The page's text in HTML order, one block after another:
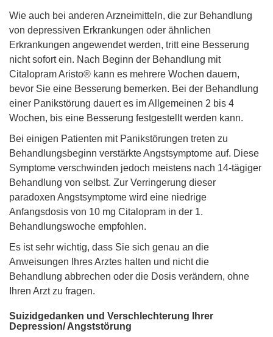
Wie auch bei anderen Arzneimitteln, die zur Behandlung
von depressiven Erkrankungen oder ähnlichen
Erkrankungen angewendet werden, tritt eine Besserung
nicht sofort ein. Nach Beginn der Behandlung mit
Citalopram Aristo® kann es mehrere Wochen dauern,
bevor Sie eine Besserung bemerken. Bei der Behandlung
einer Panikstörung dauert es im Allgemeinen 2 bis 4
Wochen, bis eine Besserung festgestellt werden kann.
Bei einigen Patienten mit Panikstörungen treten zu
Behandlungsbeginn verstärkte Angstsymptome auf. Diese
Symptome verschwinden jedoch meistens nach 14-tägiger
Behandlung von selbst. Zur Verringerung dieser
paradoxen Angstsymptome wird eine niedrige
Anfangsdosis von 10 mg Citalopram in der 1.
Behandlungswoche empfohlen.
Es ist sehr wichtig, dass Sie sich genau an die
Anweisungen Ihres Arztes halten und nicht die
Behandlung abbrechen oder die Dosis verändern, ohne
Ihren Arzt zu fragen.
Suizidgedanken und Verschlechterung Ihrer
Depression/ Angststörung